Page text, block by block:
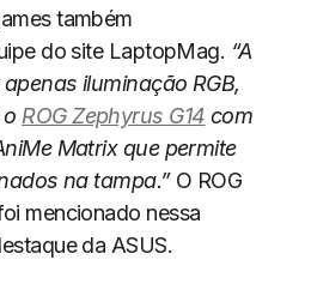
também
do site LaptopMag. “A
iluminação RGB,
ROG Zephyrus G14 com
Matrix que permite
na tampa.”O ROG
mencionado nessa
da ASUS.